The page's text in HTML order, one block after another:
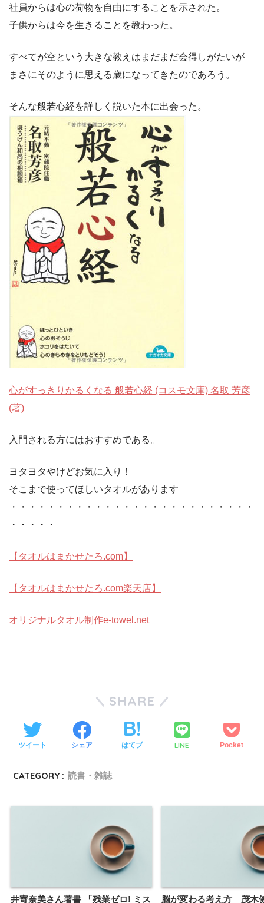
社員からは心の荷物を自由にすることを示された。
子供からは今を生きることを教わった。
すべてが空という大きな教えはまだまだ会得しがたいが
まさにそのように思える歳になってきたのであろう。
そんな般若心経を詳しく説いた本に出会った。
心がすっきりかるくなる 般若心経 (コスモ文庫) 名取 芳彦
(著)
入門される方にはおすすめである。
ヨタヨタやけどお気に入り！
そこまで使ってほしいタオルがあります
・・・・・・・・・・・・・・・・・・・・・・・・・・
・・・・・
【タオルはまかせたろ.com】
【タオルはまかせたろ.com楽天店】
オリジナルタオル制作e-towel.net
SHARE
ツイート シェア はてブ LINE Pocket
CATEGORY : 読書・雑誌
井寄奈美さん著書 「残業ゼロ! ミス 脳が変わる考え方 茂木